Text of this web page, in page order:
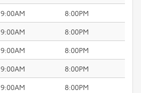
9:00AM
8:00PM
9:00AM
8:00PM
9:00AM
8:00PM
9:00AM
8:00PM
9:00AM
8:00PM